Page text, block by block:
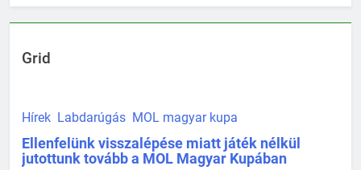
Grid
Hírek Labdarúgás MOL magyar kupa
Ellenfelünk visszalépése miatt játék nélkül
jutottunk tovább a MOL Magyar Kupában